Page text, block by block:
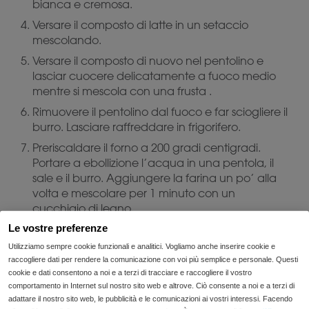
Le vostre preferenze
Utilizziamo sempre cookie funzionali e analitici. Vogliamo anche inserire cookie e
raccogliere dati per rendere la comunicazione con voi più semplice e personale. Questi
cookie e dati consentono a noi e a terzi di tracciare e raccogliere il vostro
comportamento in Internet sul nostro sito web e altrove. Ciò consente a noi e a terzi di
adattare il nostro sito web, le pubblicità e le comunicazioni ai vostri interessi. Facendo
bianca e cremosa.
Versare il composto di latte in un setaccio
mescolando.
Versare il composto di nuovo nel pentolino e
lasciar cuocere delicatamente a fuoco medio
mentre si mescola con una frusta .
Rimuovere il pentolino dal fuoco e far sciogliere il
burro. Lasciare raffreddare in frigorifero.
Preriscaldare il forno a 200 gradi centigradi.
Portare a ebollizione l’acqua in una pentola, il
sale e il burro. Aggiungere la farina un po’ alla
volta e mescolare per 1 minuto con un
cucchiaio di legno.
Rimuovere il pentolino dal fuoco e mescolate
l’impasto fino a formare una palla che si stacca
dal fondo.
Trasferire l’impasto in un recipiente. Mescolare
due uova, una ad una con un cucchiaio di